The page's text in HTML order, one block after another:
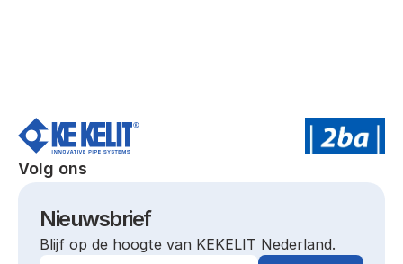
Volg ons
Nieuwsbrief
Blijf op de hoogte van KEKELIT Nederland.